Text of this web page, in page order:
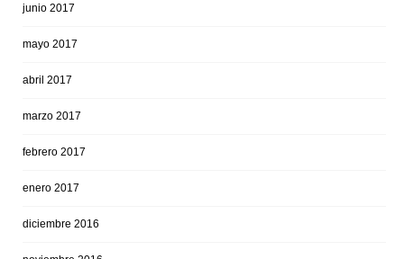
junio 2017
mayo 2017
abril 2017
marzo 2017
febrero 2017
enero 2017
diciembre 2016